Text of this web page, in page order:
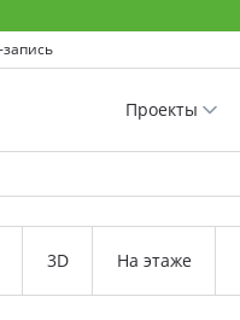
Проекты
3D На этаже